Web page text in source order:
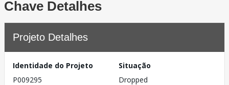
Chave Detalhes
Projeto Detalhes
Identidade do Projeto
P009295
Situação
Dropped